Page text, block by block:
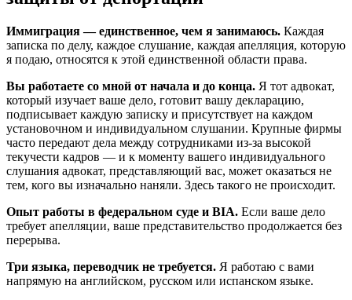
Иммиграция — единственное, чем я занимаюсь. Каждая
записка по делу, каждое слушание, каждая апелляция, которую
я подаю, относятся к этой единственной области права.
Вы работаете со мной от начала и до конца. Я тот адвокат,
который изучает ваше дело, готовит вашу декларацию,
подписывает каждую записку и присутствует на каждом
установочном и индивидуальном слушании. Крупные фирмы
часто передают дела между сотрудниками из-за высокой
текучести кадров — и к моменту вашего индивидуального
слушания адвокат, представляющий вас, может оказаться не
тем, кого вы изначально наняли. Здесь такого не происходит.
Опыт работы в федеральном суде и BIA. Если ваше дело
требует апелляции, ваше представительство продолжается без
перерыва.
Три языка, переводчик не требуется. Я работаю с вами
напрямую на английском, русском или испанском языке.